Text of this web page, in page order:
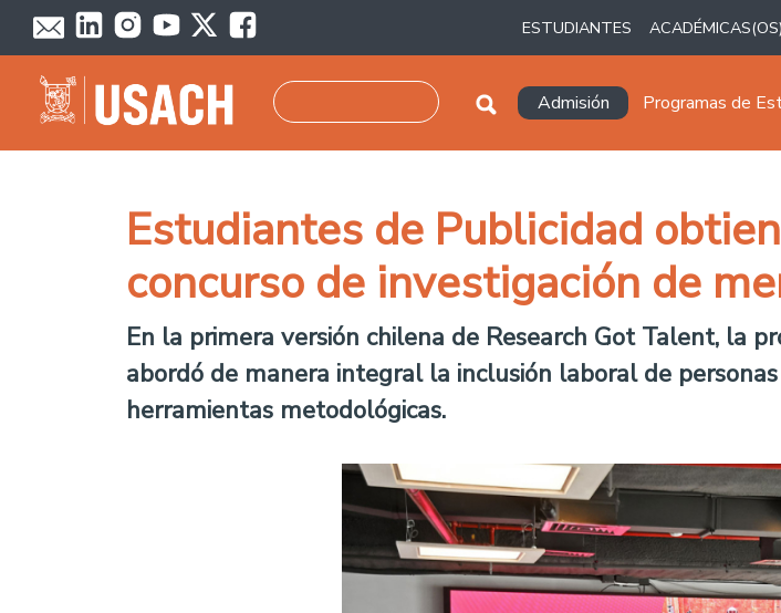
Pasar al contenido principal
ESTUDIANTES ACADÉMICAS(OS)
Navegación principal
Admisión Programas de
Estudiantes de Publicidad
concurso de investigación de
En la primera versión chilena de Research Got Talent, la
abordó de manera integral la inclusión laboral de
herramientas metodológicas.